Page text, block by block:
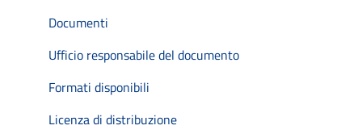
Documenti
Ufficio responsabile del documento
Formati disponibili
Licenza di distribuzione